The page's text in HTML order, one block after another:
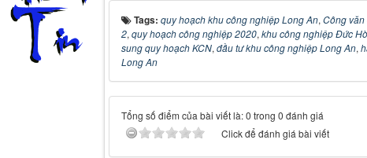
Tags: quy hoạch khu công nghiệp Long An, Công văn
2, quy hoạch công nghiệp 2020, khu công nghiệp Đức
sung quy hoạch KCN, đầu tư khu công nghiệp Long An,
Long An
Tổng số điểm của bài viết là: 0 trong 0 đánh giá
Click để đánh giá bài viết